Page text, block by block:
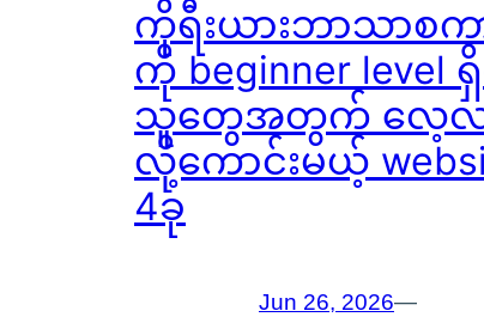
ကိုရီးယားဘာသာစက
ကို beginner level
သူတွေအတွက် လေ့လ
လို့ကောင်းမယ့်
4ခု
Jun 26, 2026—